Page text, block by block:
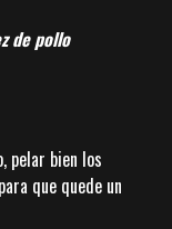
de pollo
pelar bien los
que quede un